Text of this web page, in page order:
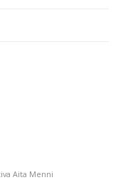
Aita Menni